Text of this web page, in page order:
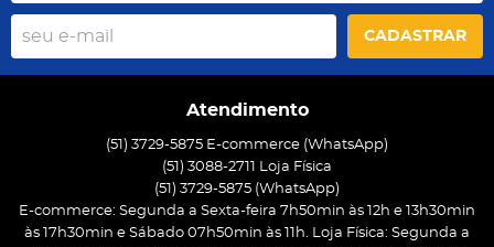
CADASTRAR
Atendimento
(51) 3729-5875 E-commerce (WhatsApp)
(51) 3088-2711 Loja Física
(51) 3729-5875 (WhatsApp)
E-commerce: Segunda a Sexta-feira 7h50min às 12h e 13h30min
às 17h30min e Sábado 07h50min às 11h. Loja Física: Segunda a